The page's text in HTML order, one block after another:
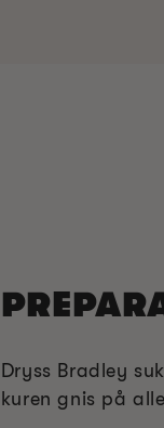
Dryss Bradley
kuren gnis på